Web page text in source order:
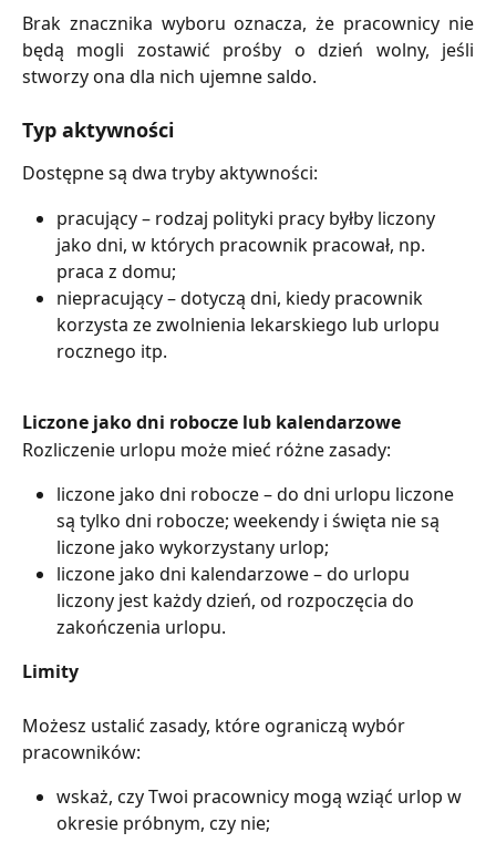
Brak znacznika wyboru oznacza, że pracownicy nie
będą mogli zostawić prośby o dzień wolny, jeśli
stworzy ona dla nich ujemne saldo.
Typ aktywności
Dostępne są dwa tryby aktywności:
pracujący – rodzaj polityki pracy byłby liczony
jako dni, w których pracownik pracował, np.
praca z domu;
niepracujący – dotyczą dni, kiedy pracownik
korzysta ze zwolnienia lekarskiego lub urlopu
rocznego itp.
Liczone jako dni robocze lub kalendarzowe
Rozliczenie urlopu może mieć różne zasady:
liczone jako dni robocze – do dni urlopu liczone
są tylko dni robocze; weekendy i święta nie są
liczone jako wykorzystany urlop;
liczone jako dni kalendarzowe – do urlopu
liczony jest każdy dzień, od rozpoczęcia do
zakończenia urlopu.
Limity
Możesz ustalić zasady, które ograniczą wybór
pracowników:
wskaż, czy Twoi pracownicy mogą wziąć urlop w
okresie próbnym, czy nie;